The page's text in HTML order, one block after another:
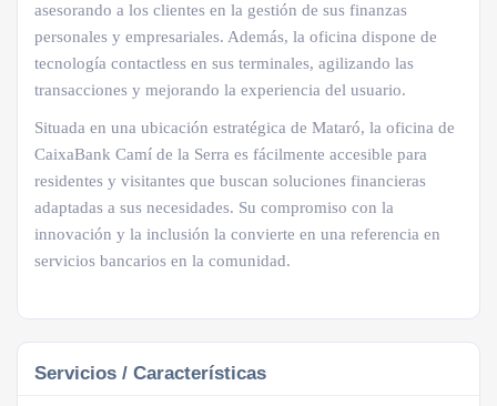
asesorando a los clientes en la gestión de sus finanzas
personales y empresariales. Además, la oficina dispone de
tecnología contactless en sus terminales, agilizando las
transacciones y mejorando la experiencia del usuario.
Situada en una ubicación estratégica de Mataró, la oficina de
CaixaBank Camí de la Serra es fácilmente accesible para
residentes y visitantes que buscan soluciones financieras
adaptadas a sus necesidades. Su compromiso con la
innovación y la inclusión la convierte en una referencia en
servicios bancarios en la comunidad.
Servicios / Características